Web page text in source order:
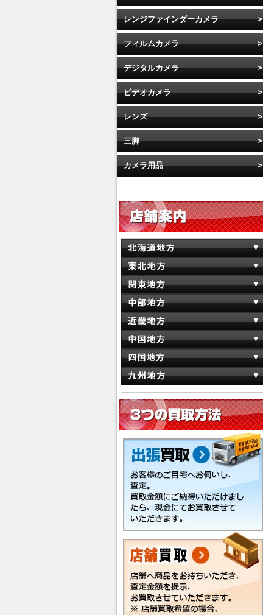
レンジファインダーカメラ
フィルムカメラ
デジタルカメラ
ビデオカメラ
レンズ
三脚
カメラ用品